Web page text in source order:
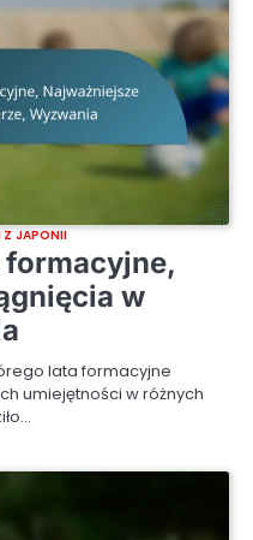
Z JAPONII
w
lata formacyjne
umiejętności w różnych